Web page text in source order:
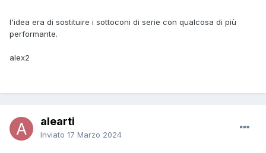
l'idea era di sostituire i sottoconi di serie con qualcosa di più
performante.
alex2
alearti
Inviato 17 Marzo 2024